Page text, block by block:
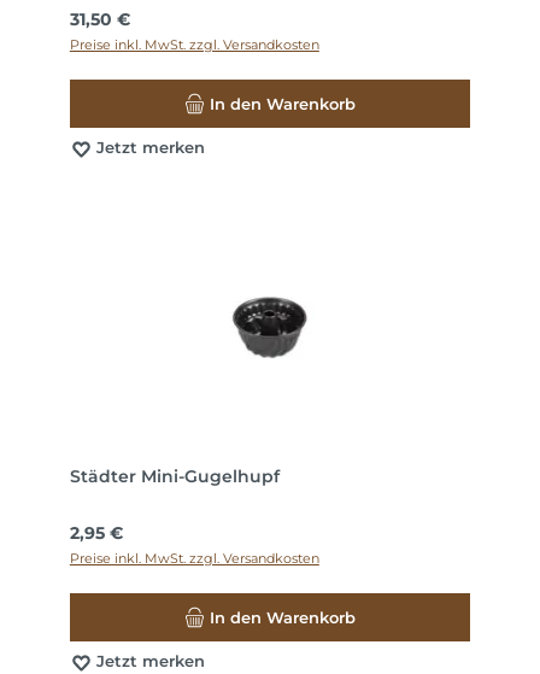
Regulärer Preis:
31,50 €
Preise inkl. MwSt. zzgl. Versandkosten
In den Warenkorb
Jetzt merken
Städter Mini-Gugelhupf
Regulärer Preis:
2,95 €
Preise inkl. MwSt. zzgl. Versandkosten
In den Warenkorb
Jetzt merken